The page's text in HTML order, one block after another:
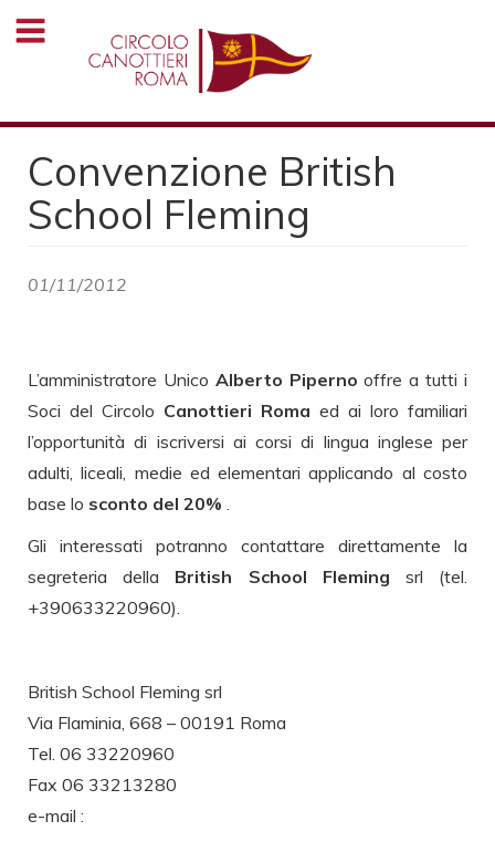
Salta
Convenzione British
School Fleming
01/11/2012
L’amministratore Unico Alberto Piperno offre a tutti i
Soci del Circolo Canottieri Roma ed ai loro familiari
l’opportunità di iscriversi ai corsi di lingua inglese per
adulti, liceali, medie ed elementari applicando al costo
base lo sconto del 20% .
Gli interessati potranno contattare direttamente la
segreteria della British School Fleming srl (tel.
+390633220960).
British School Fleming srl
Via Flaminia, 668 – 00191 Roma
Tel. 06 33220960
Fax 06 33213280
e-mail :